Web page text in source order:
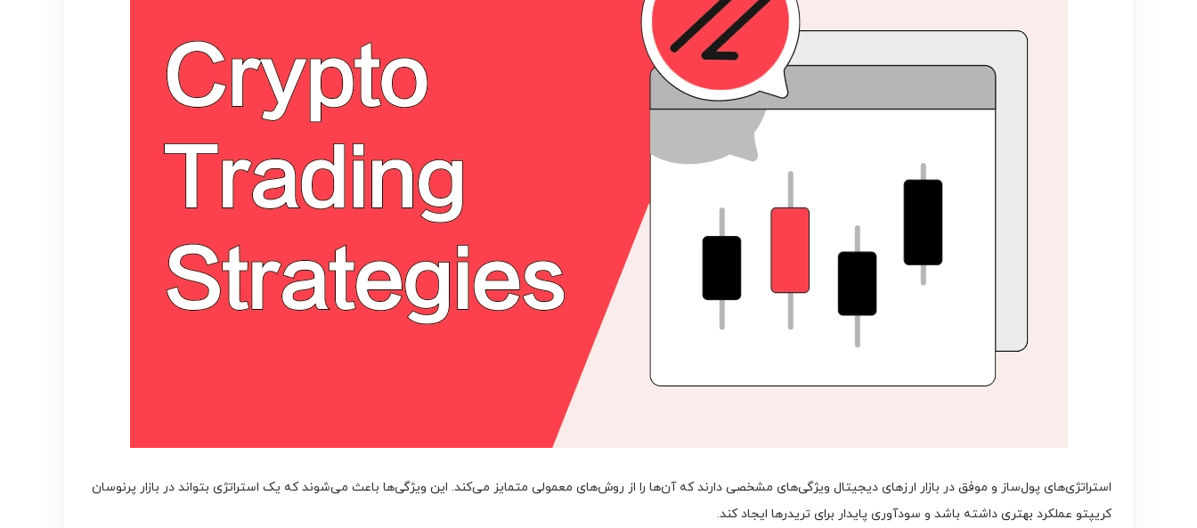
استراتژی‌های پول‌ساز و موفق در بازار ارزهای دیجیتال ویژگی‌های مشخصی دارند که آن‌ها را از روش‌های معمولی متمایز می‌کند. این ویژگی‌ها باعث می‌شوند که یک استراتژی بتواند در بازار پرنوسان
کریپتو عملکرد بهتری داشته باشد و سودآوری پایدار برای تریدرها ایجاد کند.